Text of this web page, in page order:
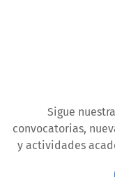
Sigue
convocatorias,
y actividades